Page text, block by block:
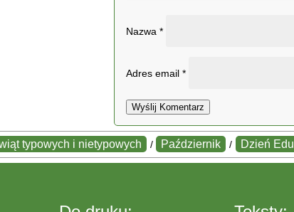
Nazwa *
Adres email *
Wyślij Komentarz
typowych i nietypowych / Październik / Dzień